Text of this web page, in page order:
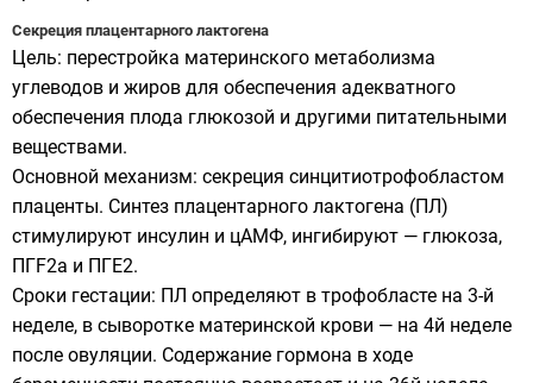
Секреция плацентарного лактогена
Цель: перестройка материнского метаболизма
углеводов и жиров для обеспечения адекватного
обеспечения плода глюкозой и другими питательными
веществами.
Основной механизм: секреция синцитиотрофобластом
плаценты. Синтез плацентарного лактогена (ПЛ)
стимулируют инсулин и цАМФ, ингибируют — глюкоза,
ПГF2a и ПГE2.
Сроки гестации: ПЛ определяют в трофобласте на 3-й
неделе, в сыворотке материнской крови — на 4й неделе
после овуляции. Содержание гормона в ходе